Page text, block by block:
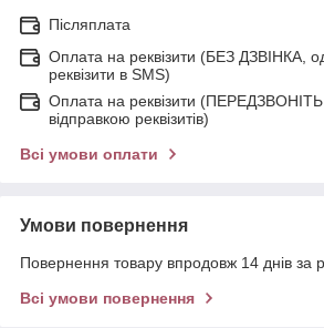
Післяплата
Оплата на реквізити (БЕЗ ДЗВІНКА,
реквізити в SMS)
Оплата на реквізити
відправкою реквізитів)
Всі умови оплати
Умови повернення
Повернення товару впродовж 14 днів за
Всі умови повернення